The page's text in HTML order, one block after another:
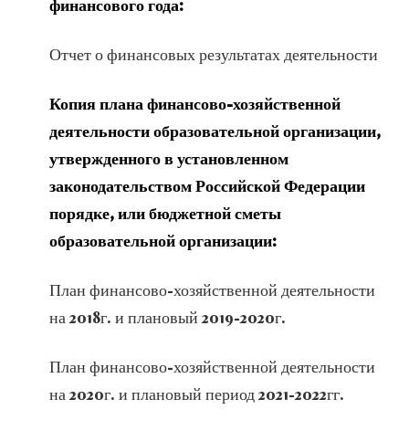
финансового года:
Отчет о финансовых результатах деятельности
Копия плана финансово-хозяйственной
деятельности образовательной организации,
утвержденного в установленном
законодательством Российской Федерации
порядке, или бюджетной сметы
образовательной организации:
План финансово-хозяйственной деятельности
на 2018г. и плановый 2019-2020г.
План финансово-хозяйственной деятельности
на 2020г. и плановый период 2021-2022гг.